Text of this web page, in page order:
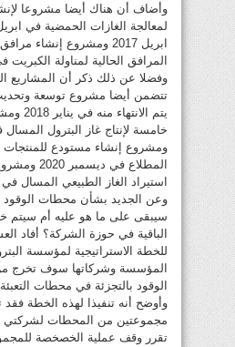
وأضاف أن هناك أيضا مشروعا
ابريل 2017 ومشروع إنشاء
المرافق الحالية لمناولة الكبريت في
وفضلا عن ذلك ذكر أن المشاريع
تتضمن أيضا مشروع توسعة
يتم
ومشروع إنشاء مستودع للمنتجات
المطلاع في
استيراد الغاز الطبيعي المسال في
وعن الجديد بشأن محطات الوقود
سيبقى على ما هو عليه أم
الباقية في حوزة الشركة؟ أفاد
للخطة الاستراتيجية لمؤسسة
المؤسسة وشركاتها سوف تخرج
الوقود بالتجزئة في محطات
وأوضح أنه تنفيذا لهذه الخطة
مجموعتين من المحطات لشركتي
تقرر وقف عملية الخصخصة